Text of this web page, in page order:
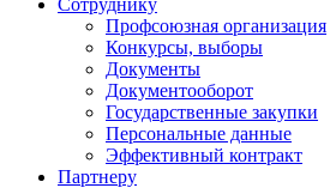
Сотруднику
Профсоюзная организация
Конкурсы, выборы
Документы
Документооборот
Государственные закупки
Персональные данные
Эффективный контракт
Партнеру